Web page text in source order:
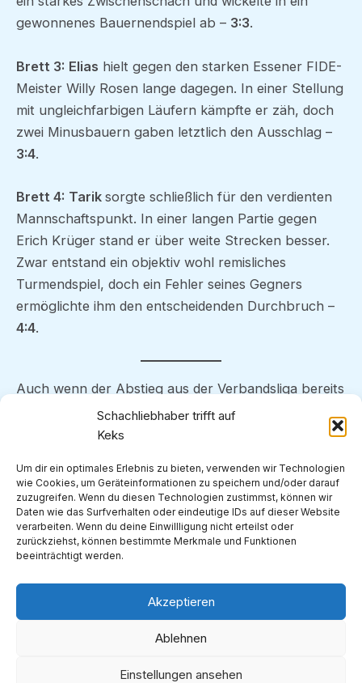
Schachliebhaber trifft auf
Keks
Um dir ein optimales Erlebnis zu bieten, verwenden wir Technologien
wie Cookies, um Geräteinformationen zu speichern und/oder darauf
zuzugreifen. Wenn du diesen Technologien zustimmst, können wir
Daten wie das Surfverhalten oder eindeutige IDs auf dieser Website
verarbeiten. Wenn du deine Einwillligung nicht erteilst oder
zurückziehst, können bestimmte Merkmale und Funktionen
beeinträchtigt werden.
Akzeptieren
Ablehnen
Einstellungen ansehen
gewonnenes Bauernendspiel ab – 3:3.
Brett 3: Elias hielt gegen den starken Essener FIDE-
Meister Willy Rosen lange dagegen. In einer Stellung
mit ungleichfarbigen Läufern kämpfte er zäh, doch
zwei Minusbauern gaben letztlich den Ausschlag –
3:4.
Brett 4: Tarik sorgte schließlich für den verdienten
Mannschaftspunkt. In einer langen Partie gegen
Erich Krüger stand er über weite Strecken besser.
Zwar entstand ein objektiv wohl remisliches
Turmendspiel, doch ein Fehler seines Gegners
ermöglichte ihm den entscheidenden Durchbruch –
4:4.
Auch wenn der Abstieg aus der Verbandsliga bereits
feststeht, zeigte der SV Waltrop 2 noch einmal
eindrucksvoll, dass in der Mannschaft weiterhin
Team Moral, Zusammenhalt und Kampfgeist bis zur
letzten Partie.
Zum Abschluss der Saison steht für den SV Waltrop
am26. Aprildie letzte Runde in